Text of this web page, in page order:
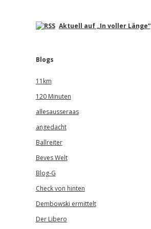
Aktuell auf „In voller Länge“
Blogs
11km
120 Minuten
allesausseraas
angedacht
Ballreiter
Beves Welt
Blog-G
Check von hinten
Dembowski ermittelt
Der Libero